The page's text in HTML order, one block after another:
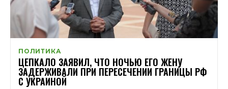
ПОЛИТИКА
ЦЕПКАЛО ЗАЯВИЛ, ЧТО НОЧЬЮ ЕГО ЖЕНУ
ЗАДЕРЖИВАЛИ ПРИ ПЕРЕСЕЧЕНИИ ГРАНИЦЫ РФ
С УКРАИНОЙ